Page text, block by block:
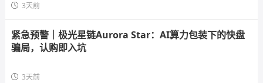
3天前
紧急预警｜极光星链Aurora Star：AI算力包装下的快盘
骗局，认购即入坑
3天前